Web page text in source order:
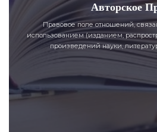
Авторское
Правовое поле отношений,
использованием (изданием,
произведений науки,